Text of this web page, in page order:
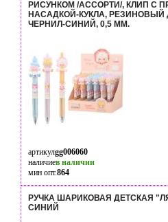
РИСУНКОМ /АССОРТИ/, КЛИП С
НАСАДКОЙ-КУКЛА, РЕЗИНОВЫЙ
ЧЕРНИЛ-СИНИЙ, 0,5 MM.
артикулgg006060
наличиев наличии
мин опт.864
РУЧКА ШАРИКОВАЯ ДЕТСКАЯ
СИНИЙ